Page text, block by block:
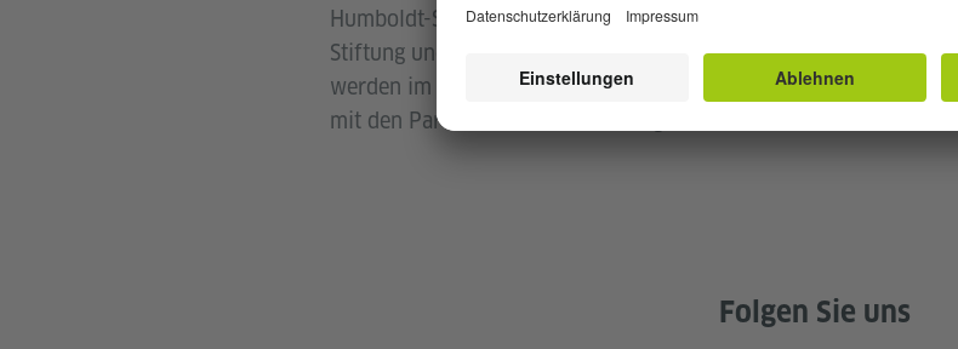
Humboldt-Stiftung, die Friedrich-Ebert-Stiftung, die
Stiftung und die Friedrich-Naumann-Stiftung, die deutsche
werden im Laufe des Jahres Veranstaltungen zum Jubiläum
mit den Partnern unter diesem Logo hinweisen werden.
Folgen Sie uns